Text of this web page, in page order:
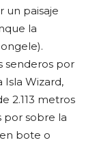
un paisaje
la
senderos por
Isla Wizard,
2.113 metros
por sobre la
bote o